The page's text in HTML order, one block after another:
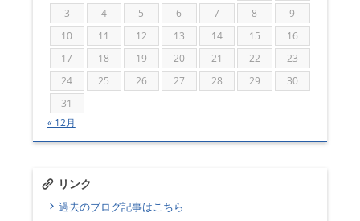
3
4 5 6 7 8
9
10
11 12 13 14 15
16
17
18 19 20 21 22
23
24
25 26 27 28 29
30
31
« 12月
リンク
過去のブログ記事はこちら